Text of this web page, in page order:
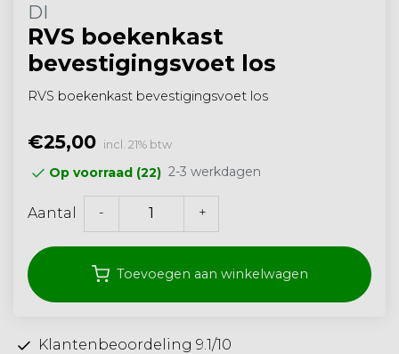
DI
RVS boekenkast
bevestigingsvoet los
RVS boekenkast bevestigingsvoet los
€25,00 incl. 21% btw
Op voorraad (22) 2-3 werkdagen
Aantal - +
Toevoegen aan winkelwagen
Klantenbeoordeling 9.1/10